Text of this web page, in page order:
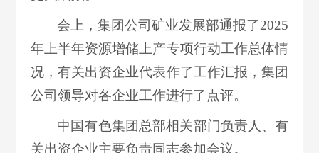
会上，集团公司矿业发展部通报了2025
年上半年资源增储上产专项行动工作总体情
况，有关出资企业代表作了工作汇报，集团
公司领导对各企业工作进行了点评。
中国有色集团总部相关部门负责人、有
关出资企业主要负责同志参加会议。